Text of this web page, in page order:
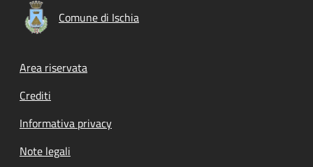
Comune di Ischia
Footer menu
Area riservata
Crediti
Informativa privacy
Note legali